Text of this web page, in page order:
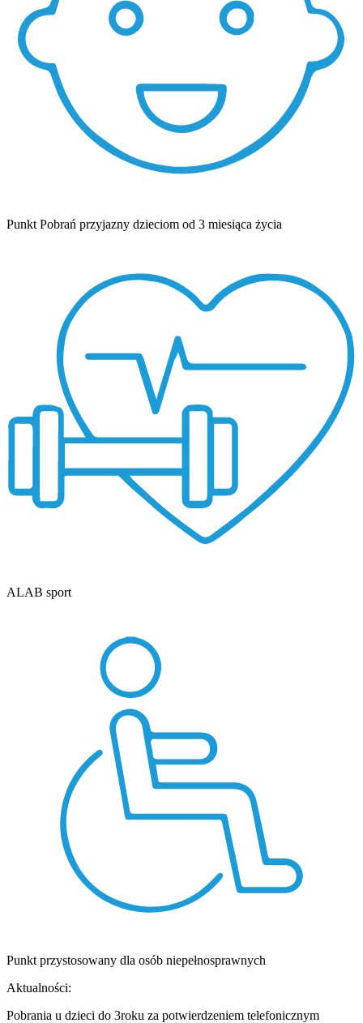
Punkt Pobrań przyjazny dzieciom od 3 miesiąca życia
ALAB sport
Punkt przystosowany dla osób niepełnosprawnych
Aktualności:
Pobrania u dzieci do 3roku za potwierdzeniem telefonicznym